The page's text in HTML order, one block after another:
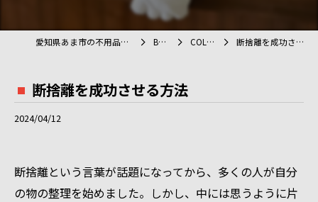
愛知県あま市の不用品回収ならTAG BLOG COLUMN 断捨離を成功させる方法
断捨離を成功させる方法
2024/04/12
断捨離という言葉が話題になってから、多くの人が自分
の物の整理を始めました。しかし、中には思うように片